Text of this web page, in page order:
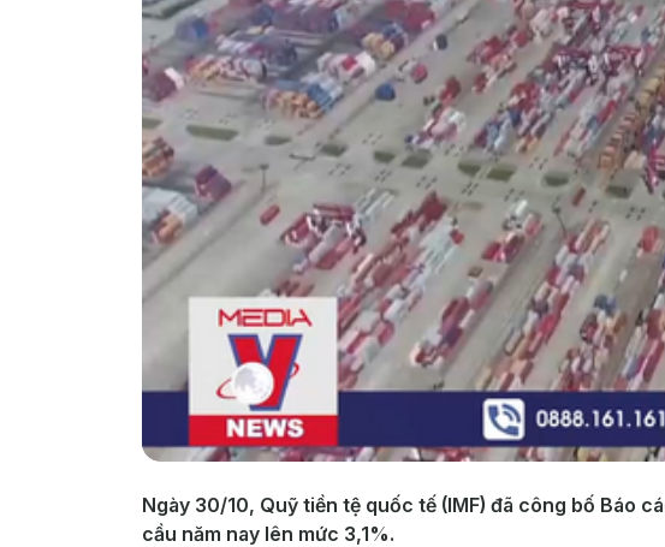
Ngày 30/10, Quỹ tiền tệ quốc tế (IMF) đã công bố Báo
cầu năm nay lên mức 3,1%.